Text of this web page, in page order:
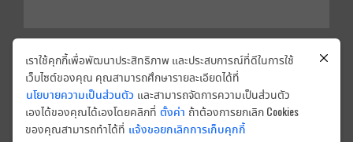
นักลงทุนสัมพันธ์
: (66 2) 895- 4139 -54
: ir@smpcplc.com
เราใช้คุกกี้เพื่อพัฒนาประสิทธิภาพ และประสบการณ์ที่ดีในการใช้
เว็บไซต์ของคุณ คุณสามารถศึกษารายละเอียดได้ที่
นโยบายความเป็นส่วนตัว และสามารถจัดการความเป็นส่วนตัว
เองได้ของคุณได้เองโดยคลิกที่ ตั้งค่า ถ้าต้องการยกเลิก Cookies
ของคุณสามารถทำได้ที่ แจ้งขอยกเลิกการเก็บคุกกี้